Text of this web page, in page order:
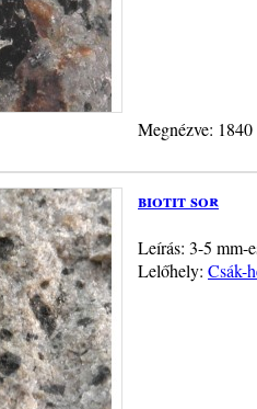
Megnézve:
biotit sor
Leírás: 3-5 mm-
Lelőhely: Csák-